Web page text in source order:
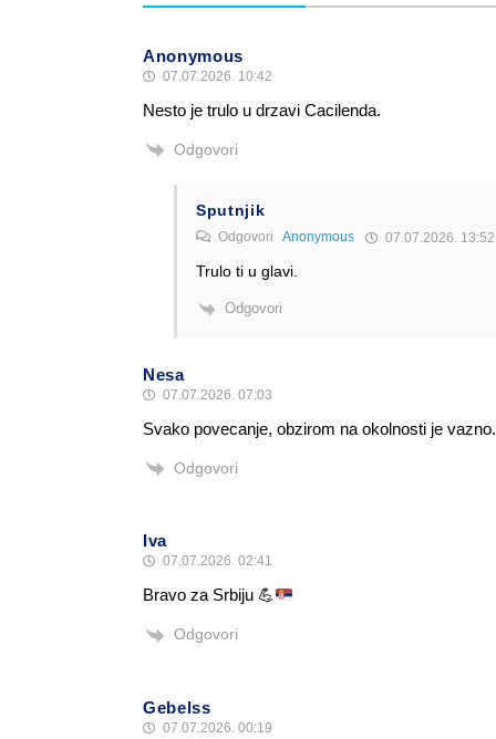
Anonymous
07.07.2026. 10:42
Nesto je trulo u drzavi Cacilenda.
Odgovori
Sputnjik
Odgovori Anonymous 07.07.2026. 13:52
Trulo ti u glavi.
Odgovori
Nesa
07.07.2026. 07:03
Svako povecanje, obzirom na okolnosti je vazno.
Odgovori
Iva
07.07.2026. 02:41
Bravo za Srbiju 💪
Odgovori
Gebelss
07.07.2026. 00:19